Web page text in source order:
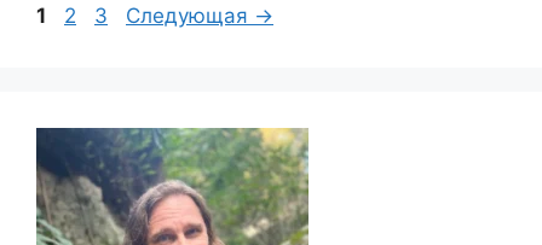
Страница
1 Страница
2 Страница
3 Следующая →